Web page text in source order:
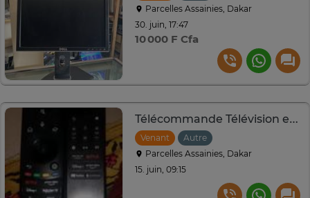
Parcelles Assainies, Dakar
30. juin, 17:47
10 000 F Cfa
Télécommande Télévision et Box TV
Venant
Autre
Parcelles Assainies, Dakar
15. juin, 09:15